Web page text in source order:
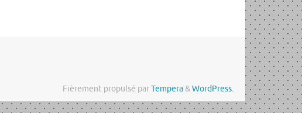
Fièrement propulsé parTempera&WordPress.